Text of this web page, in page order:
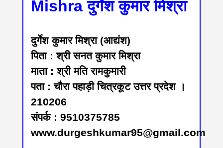
Mishra दुर्गेश कुमार मिश्रा
दुर्गेश कुमार मिश्रा (आद्यंश)
पिता : श्री सनत कुमार मिश्रा
माता : श्री मति रामकुमारी
पता : चौरा पहाड़ी चित्रकूट उत्तर प्रदेश ।
210206
संपर्क : 9510375785
www.durgeshkumar95@gmail.com